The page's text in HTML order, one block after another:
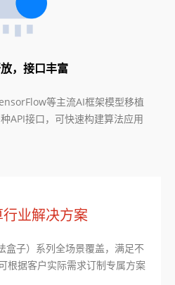
，接口丰富
等主流AI框架模型移植
API接口，可快速构建算法应用
业解决方案
盒子）系列全场景覆盖，满足不
根据客户实际需求订制专属方案